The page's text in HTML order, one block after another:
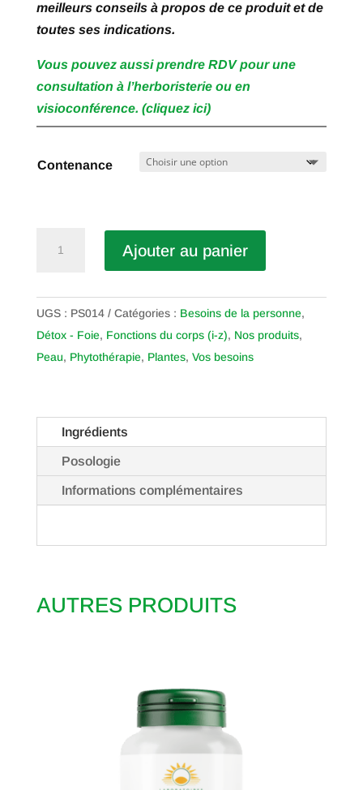
meilleurs conseils à propos de ce produit et de
toutes ses indications.
Vous pouvez aussi prendre RDV pour une
consultation à l’herboristerie ou en
visioconférence. (cliquez ici)
Contenance
Ajouter au panier
UGS : PS014 Catégories : Besoins de la personne,
Détox - Foie, Fonctions du corps (i-z), Nos produits,
Peau, Phytothérapie, Plantes, Vos besoins
Ingrédients
Posologie
Informations complémentaires
AUTRES PRODUITS